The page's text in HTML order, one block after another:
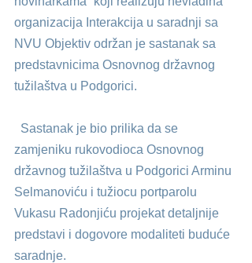
organizacija Interakcija u saradnji sa
NVU Objektiv održan je sastanak sa
predstavnicima Osnovnog državnog
tužilaštva u Podgorici.
zamjeniku rukovodioca Osnovnog
državnog tužilaštva u Podgorici Arminu
Selmanoviću i tužiocu portparolu
Vukasu Radonjiću projekat detaljnije
predstavi i dogovore modaliteti buduće
saradnje.